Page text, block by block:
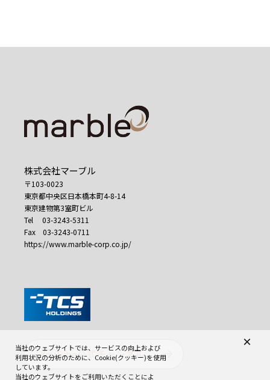
株式会社マーブル
〒103-0023
東京都中央区日本橋本町4-8-14
東京建物第3室町ビル
Tel 03-3243-5311
Fax 03-3243-0711
https://www.marble-corp.co.jp/
YouTube公式チャンネル
当社のウェブサイトでは、サービスの向上および
利用状況の分析のために、Cookie(クッキー)を使用
しています。
当社のウェブサイトをご利用いただくことによ
×